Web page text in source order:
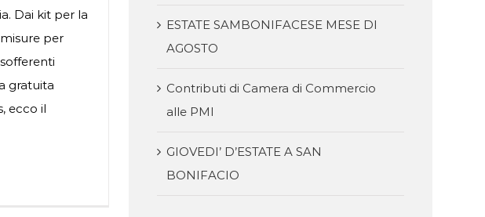
Dai kit per la
per
gratuita
ecco il
ESTATE SAMBONIFACESE MESE DI
AGOSTO
Contributi di Camera di Commercio
alle PMI
GIOVEDI’ D’ESTATE A SAN
BONIFACIO